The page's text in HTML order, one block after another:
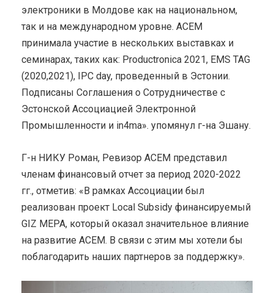
электроники в Молдове как на национальном,
так и на международном уровне. ACEM
принимала участие в нескольких выставках и
семинарах, таких как: Productronica 2021, EMS TAG
(2020,2021), IPC day, проведенный в Эстонии.
Подписаны Соглашения о Сотрудничестве с
Эстонской Ассоциацией Электронной
Промышленности и in4ma». упомянул г-на Эшану.
Г-н НИКУ Роман, Ревизор ACEM представил
членам финансовый отчет за период 2020-2022
гг., отметив: «В рамках Ассоциации был
реализован проект Local Subsidy финансируемый
GIZ MEPA, который оказал значительное влияние
на развитие ACEM. В связи с этим мы хотели бы
поблагодарить наших партнеров за поддержку».